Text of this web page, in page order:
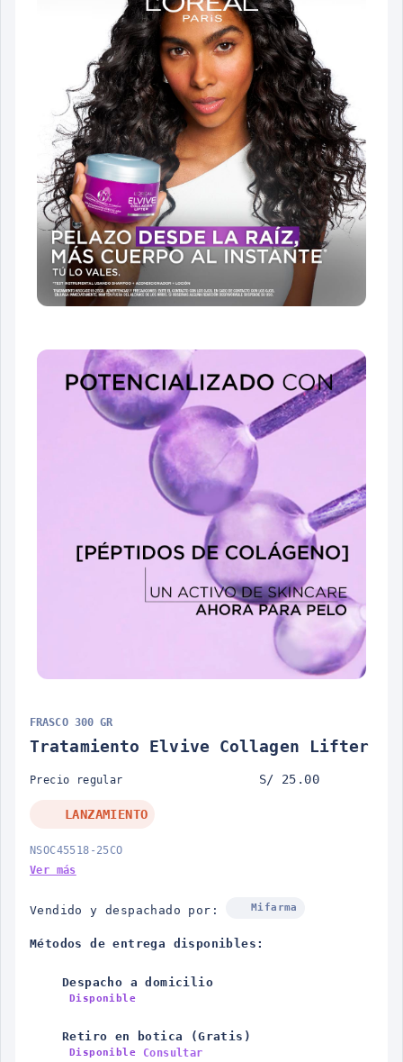
FRASCO 300 GR
Tratamiento Elvive Collagen Lifter
Precio regular S/ 25.00
LANZAMIENTO
NSOC45518-25CO
Ver más
Vendido y despachado por: Mifarma
Métodos de entrega disponibles:
Despacho a domicilio
Disponible
Retiro en botica (Gratis)
Disponible Consultar